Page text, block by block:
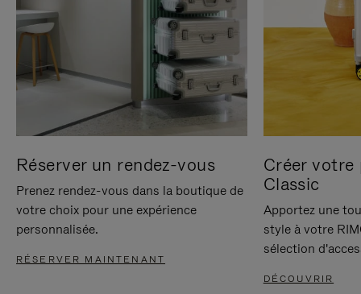
Réserver un rendez-vous
Prenez rendez-vous dans la boutique de
votre choix pour une expérience
personnalisée.
RÉSERVER MAINTENANT
Créer votre
Classic
Apportez une
style à votre
sélection
DÉCOUVRIR